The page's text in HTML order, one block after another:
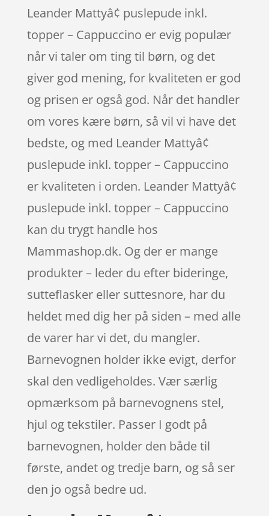
Leander Mattyâ¢ puslepude inkl.
topper – Cappuccino er evig populær
når vi taler om ting til børn, og det
giver god mening, for kvaliteten er god
og prisen er også god. Når det handler
om vores kære børn, så vil vi have det
bedste, og med Leander Mattyâ¢
puslepude inkl. topper – Cappuccino
er kvaliteten i orden. Leander Mattyâ¢
puslepude inkl. topper – Cappuccino
kan du trygt handle hos
Mammashop.dk. Og der er mange
produkter – leder du efter bideringe,
sutteflasker eller suttesnore, har du
heldet med dig her på siden – med alle
de varer har vi det, du mangler.
Barnevognen holder ikke evigt, derfor
skal den vedligeholdes. Vær særlig
opmærksom på barnevognens stel,
hjul og tekstiler. Passer I godt på
barnevognen, holder den både til
første, andet og tredje barn, og så ser
den jo også bedre ud.